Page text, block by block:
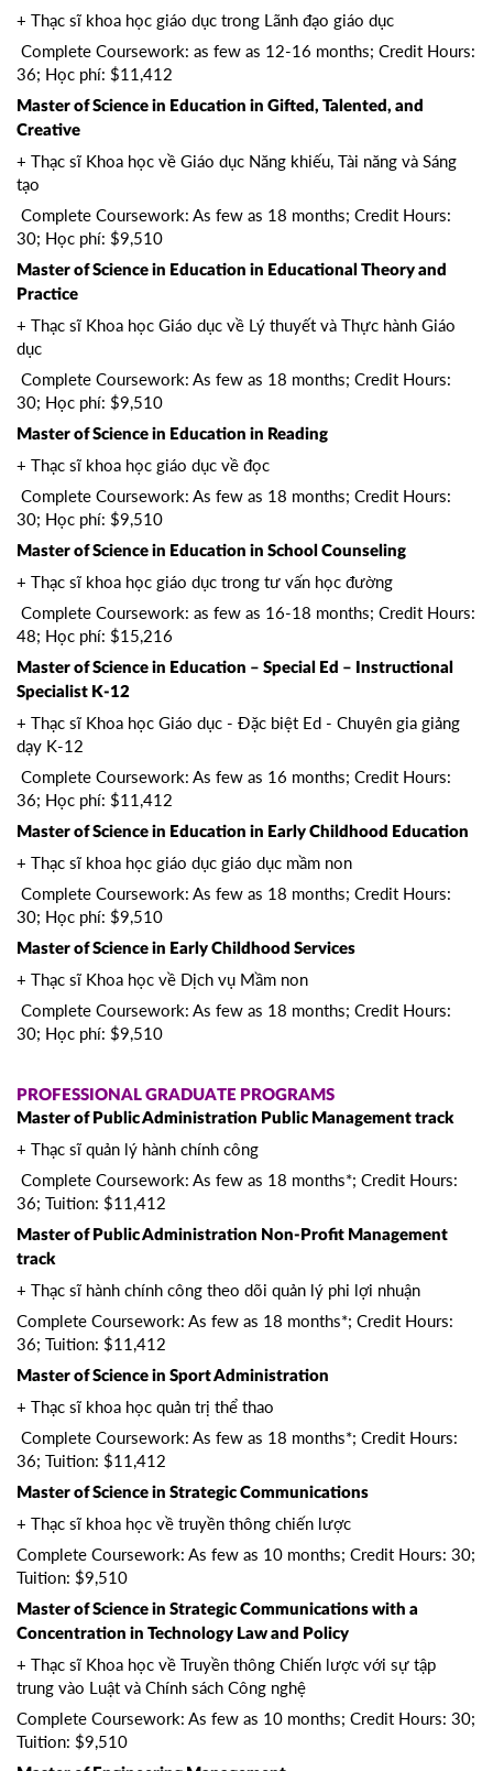
+ Thạc sĩ khoa học giáo dục trong Lãnh đạo giáo dục
Complete Coursework: as few as 12-16 months; Credit Hours:
36; Học phí: $11,412
Master of Science in Education in Gifted, Talented, and
Creative
+ Thạc sĩ Khoa học về Giáo dục Năng khiếu, Tài năng và Sáng
tạo
Complete Coursework: As few as 18 months; Credit Hours:
30; Học phí: $9,510
Master of Science in Education in Educational Theory and
Practice
+ Thạc sĩ Khoa học Giáo dục về Lý thuyết và Thực hành Giáo
dục
Complete Coursework: As few as 18 months; Credit Hours:
30; Học phí: $9,510
Master of Science in Education in Reading
+ Thạc sĩ khoa học giáo dục về đọc
Complete Coursework: As few as 18 months; Credit Hours:
30; Học phí: $9,510
Master of Science in Education in School Counseling
+ Thạc sĩ khoa học giáo dục trong tư vấn học đường
Complete Coursework: as few as 16-18 months; Credit Hours:
48; Học phí: $15,216
Master of Science in Education – Special Ed – Instructional
Specialist K-12
+ Thạc sĩ Khoa học Giáo dục - Đặc biệt Ed - Chuyên gia giảng
dạy K-12
Complete Coursework: As few as 16 months; Credit Hours:
36; Học phí: $11,412
Master of Science in Education in Early Childhood Education
+ Thạc sĩ khoa học giáo dục giáo dục mầm non
Complete Coursework: As few as 18 months; Credit Hours:
30; Học phí: $9,510
Master of Science in Early Childhood Services
+ Thạc sĩ Khoa học về Dịch vụ Mầm non
Complete Coursework: As few as 18 months; Credit Hours:
30; Học phí: $9,510
PROFESSIONAL GRADUATE PROGRAMS
Master of Public Administration Public Management track
+ Thạc sĩ quản lý hành chính công
Complete Coursework: As few as 18 months*; Credit Hours:
36; Tuition: $11,412
Master of Public Administration Non-Profit Management
track
+ Thạc sĩ hành chính công theo dõi quản lý phi lợi nhuận
Complete Coursework: As few as 18 months*; Credit Hours:
36; Tuition: $11,412
Master of Science in Sport Administration
+ Thạc sĩ khoa học quản trị thể thao
Complete Coursework: As few as 18 months*; Credit Hours:
36; Tuition: $11,412
Master of Science in Strategic Communications
+ Thạc sĩ khoa học về truyền thông chiến lược
Complete Coursework: As few as 10 months; Credit Hours: 30;
Tuition: $9,510
Master of Science in Strategic Communications with a
Concentration in Technology Law and Policy
+ Thạc sĩ Khoa học về Truyền thông Chiến lược với sự tập
trung vào Luật và Chính sách Công nghệ
Complete Coursework: As few as 10 months; Credit Hours: 30;
Tuition: $9,510